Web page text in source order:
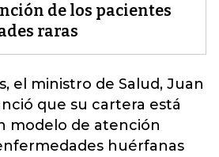
de los pacientes
raras
el ministro de Salud, Juan
que su cartera está
modelo de atención
huérfanas